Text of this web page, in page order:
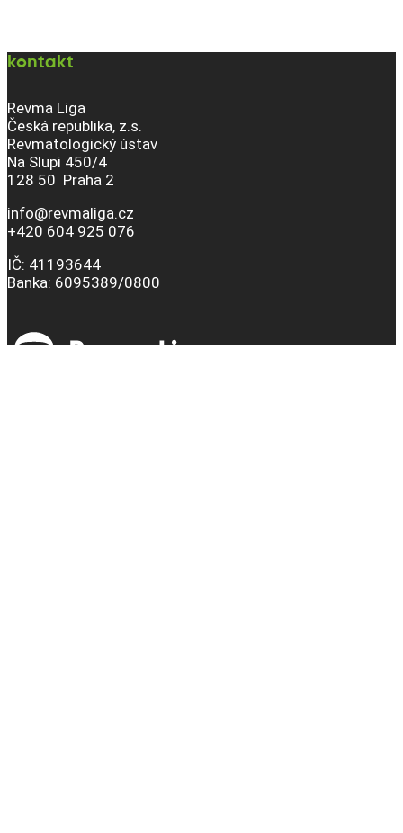
kontakt
Revma Liga
Česká republika, z.s.
Revmatologický ústav
Na Slupi 450/4
128 50 Praha 2
info@revmaliga.cz
+420 604 925 076
IČ: 41193644
Banka: 6095389/0800